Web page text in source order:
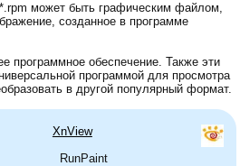
может быть графическим файлом,
созданное в программе
программное обеспечение. Также эти
программой для просмотра
в другой популярный формат.
XnView
RunPaint